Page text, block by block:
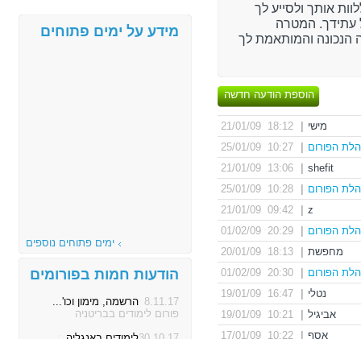
אותך ולסייע לך
עתידך. המטרה
הנכונה והמותאמת לך
הוספת הודעה חדשה
מישי
18:12 21/01/09
הפורום
10:27 25/01/09
shefit
13:06 21/01/09
הפורום
10:28 25/01/09
z
09:42 21/01/09
הפורום
20:29 01/02/09
מחפשת
18:13 20/01/09
הפורום
20:30 01/02/09
נטלי
16:47 19/01/09
אביגיל
10:21 19/01/09
אסף
10:22 17/01/09
מידע על ימים פתוחים
ימים פתוחים נוספים
הודעות חמות בפורומים
8.11.17 הרשמה, מימון וכו'...
פורום לימודים בבריטניה